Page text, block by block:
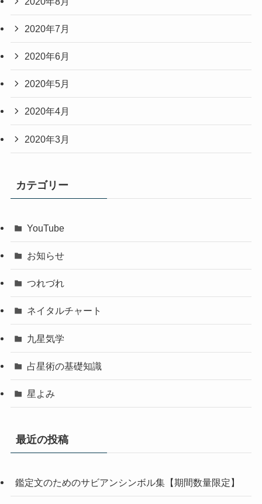
2020年7月
2020年6月
2020年5月
2020年4月
2020年3月
カテゴリー
YouTube
お知らせ
つれづれ
ネイタルチャート
九星気学
占星術の基礎知識
星よみ
最近の投稿
鑑定文のためのサビアンシンボル集【期間数量限定】